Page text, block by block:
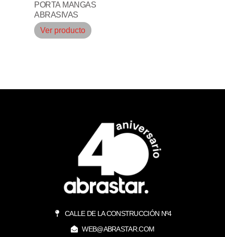
PORTA MANGAS
ABRASIVAS
Ver producto
CALLE DE LA CONSTRUCCIÓN Nº4
WEB@ABRASTAR.COM